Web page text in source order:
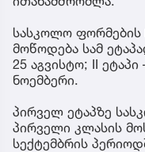
სასკოლო
მოწოდება სამ
25 აგვისტო; II
ნოემბერი.
პირველ ეტაპზე
პირველი კლასის
სექტემბრის